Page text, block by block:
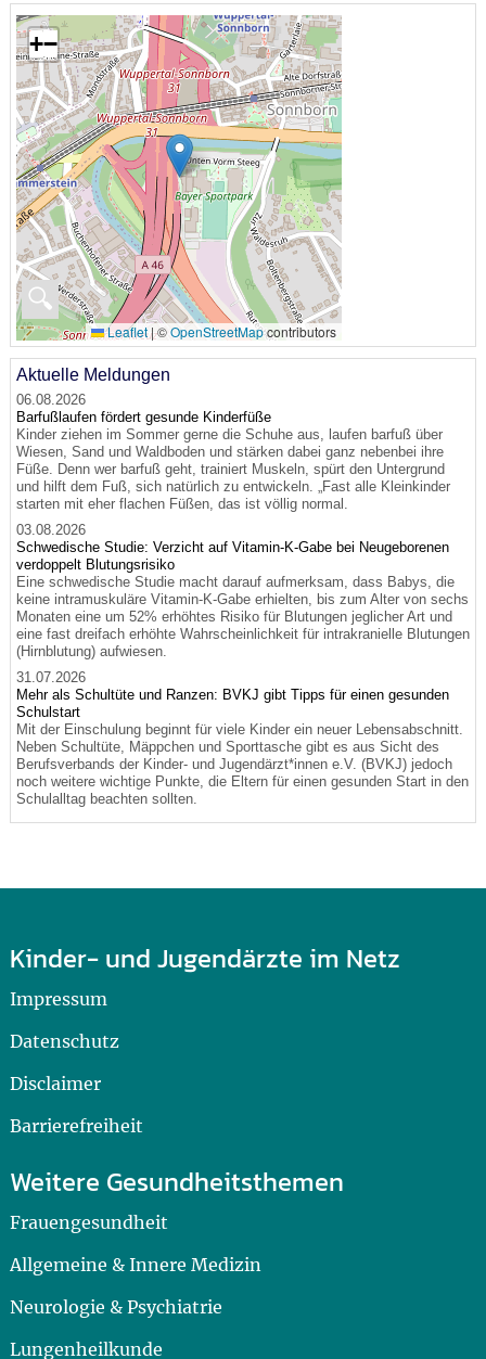
🔍
+−
Leaflet|©OpenStreetMapcontributors
Aktuelle Meldungen
06.08.2026
Barfußlaufen fördert gesunde Kinderfüße
Kinder ziehen im Sommer gerne die Schuhe aus, laufen barfuß über
Wiesen, Sand und Waldboden und stärken dabei ganz nebenbei ihre
Füße. Denn wer barfuß geht, trainiert Muskeln, spürt den Untergrund
und hilft dem Fuß, sich natürlich zu entwickeln. „Fast alle Kleinkinder
starten mit eher flachen Füßen, das ist völlig normal.
03.08.2026
Schwedische Studie: Verzicht auf Vitamin-K-Gabe bei Neugeborenen
verdoppelt Blutungsrisiko
Eine schwedische Studie macht darauf aufmerksam, dass Babys, die
keine intramuskuläre Vitamin-K-Gabe erhielten, bis zum Alter von sechs
Monaten eine um 52% erhöhtes Risiko für Blutungen jeglicher Art und
eine fast dreifach erhöhte Wahrscheinlichkeit für intrakranielle Blutungen
(Hirnblutung) aufwiesen.
31.07.2026
Mehr als Schultüte und Ranzen: BVKJ gibt Tipps für einen gesunden
Schulstart
Mit der Einschulung beginnt für viele Kinder ein neuer Lebensabschnitt.
Neben Schultüte, Mäppchen und Sporttasche gibt es aus Sicht des
Berufsverbands der Kinder- und Jugendärzt*innen e.V. (BVKJ) jedoch
noch weitere wichtige Punkte, die Eltern für einen gesunden Start in den
Schulalltag beachten sollten.
Kinder- und Jugendärzte im Netz
Impressum
Datenschutz
Disclaimer
Barrierefreiheit
Weitere Gesundheitsthemen
Frauengesundheit
Allgemeine & Innere Medizin
Neurologie & Psychiatrie
Lungenheilkunde